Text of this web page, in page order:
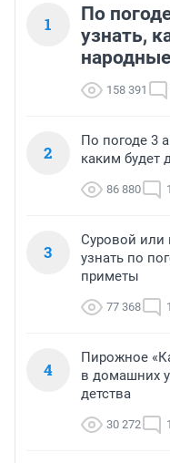
1
По
узнать,
158 391
2
По погоде 3
каким будет
86 880
3
Суровой или
узнать по
приметы
77 368
4
Пирожное
в домашних
детства
30 272